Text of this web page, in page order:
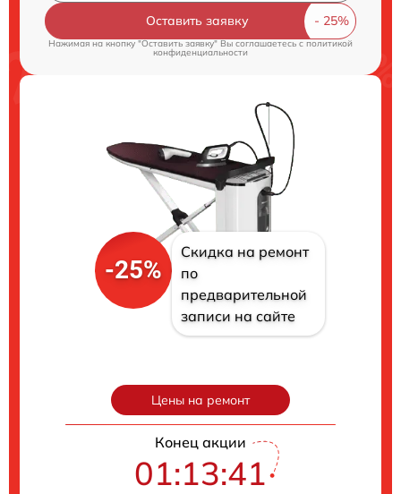
Оставить заявку
Нажимая на кнопку "Оставить заявку" Вы соглашаетесь cполитикой
конфиденциальности
-25%
Скидка на ремонт
по
предварительной
записи на сайте
Цены на ремонт
Конец акции
01:13:40